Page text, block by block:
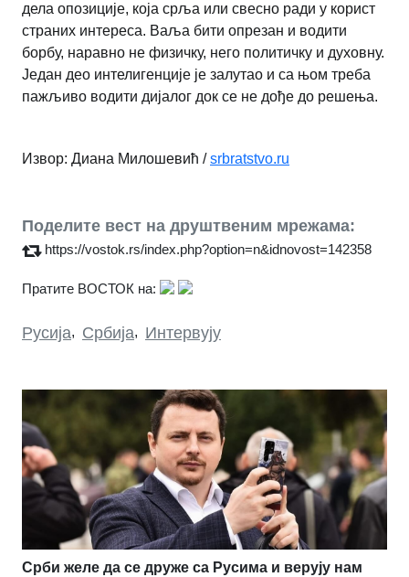
дела опозиције, која срља или свесно ради у корист
страних интереса. Ваља бити опрезан и водити
борбу, наравно не физичку, него политичку и духовну.
Један део интелигенције је залутао и са њом треба
пажљиво водити дијалог док се не дође до решења.
Извор: Диана Милошевић /srbratstvo.ru
Поделите вест на друштвеним мрежама:
https://vostok.rs/index.php?option=n&idnovost=142358
Пратите ВОСТОК на:
Русија, Србија, Интервују
Срби желе да се друже са Русима и верују нам